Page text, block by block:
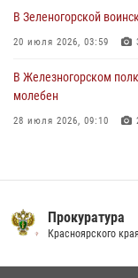
В Зеленогорской
20 июля 2026, 03:59
В Железногорском
молебен
28 июля 2026, 09:10
Железногорские
Прокуратура
Красноярского края